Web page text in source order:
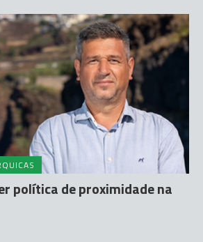
política de proximidade na